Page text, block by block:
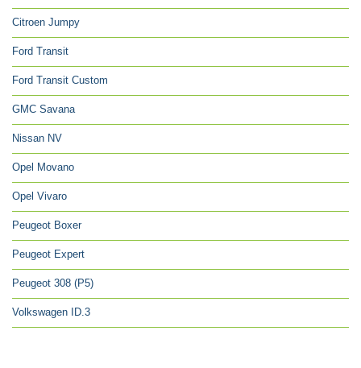
Citroen Jumpy
Ford Transit
Ford Transit Custom
GMC Savana
Nissan NV
Opel Movano
Opel Vivaro
Peugeot Boxer
Peugeot Expert
Peugeot 308 (P5)
Volkswagen ID.3